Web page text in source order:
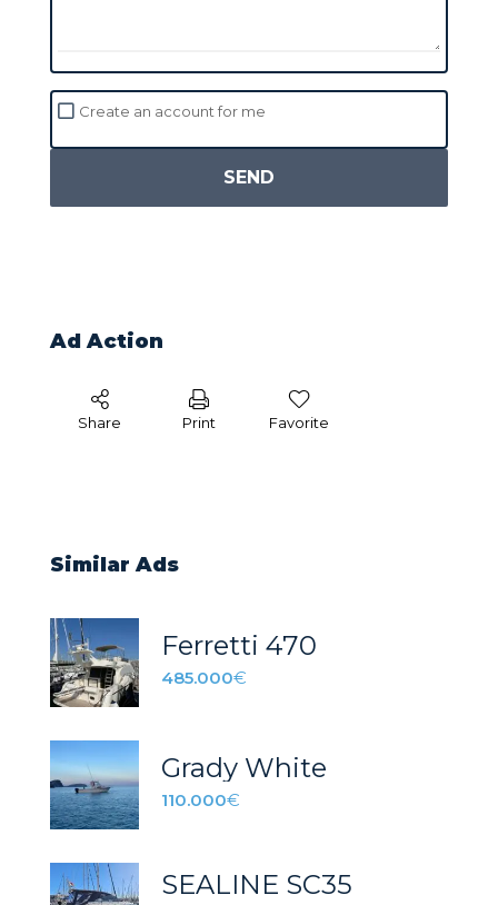
Create an account for me
SEND
Ad Action
Share Print Favorite
Similar Ads
Ferretti 470
485.000€
Grady White
110.000€
SEALINE SC35